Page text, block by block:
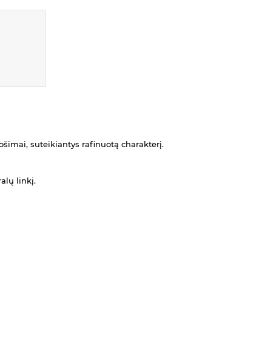
suteikiantys rafinuotą charakterį.
linkį.